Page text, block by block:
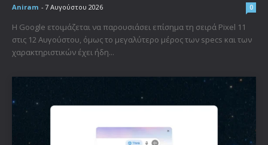
Aniram - 7 Αυγούστου 2026 0
Η Google ετοιμάζεται να παρουσιάσει επίσημα τη σειρά Pixel 11
στις 12 Αυγούστου, όμως το μεγαλύτερο μέρος των specs και των
χαρακτηριστικών έχει ήδη...